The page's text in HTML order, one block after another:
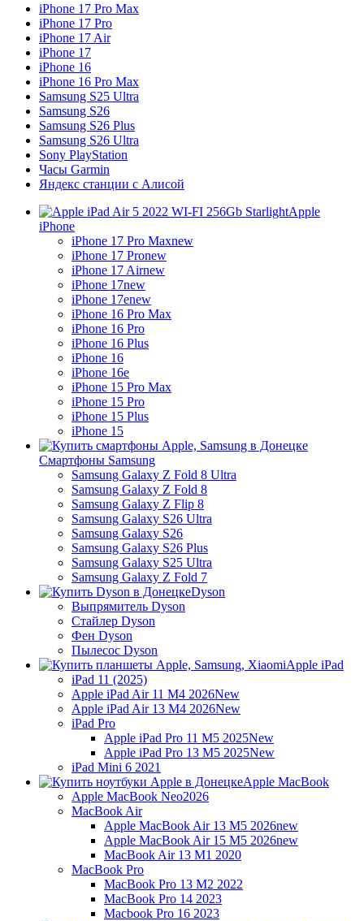
iPhone 17 Pro Max
iPhone 17 Pro
iPhone 17 Air
iPhone 17
iPhone 16
iPhone 16 Pro Max
Samsung S25 Ultra
Samsung S26
Samsung S26 Plus
Samsung S26 Ultra
Sony PlayStation
Часы Garmin
Яндекс станции с Алисой
Apple
iPhone
iPhone 17 Pro Maxnew
iPhone 17 Pronew
iPhone 17 Airnew
iPhone 17new
iPhone 17enew
iPhone 16 Pro Max
iPhone 16 Pro
iPhone 16 Plus
iPhone 16
iPhone 16e
iPhone 15 Pro Max
iPhone 15 Pro
iPhone 15 Plus
iPhone 15
Смартфоны Samsung
Samsung Galaxy Z Fold 8 Ultra
Samsung Galaxy Z Fold 8
Samsung Galaxy Z Flip 8
Samsung Galaxy S26 Ultra
Samsung Galaxy S26
Samsung Galaxy S26 Plus
Samsung Galaxy S25 Ultra
Samsung Galaxy Z Fold 7
Dyson
Выпрямитель Dyson
Стайлер Dyson
Фен Dyson
Пылесос Dyson
Apple iPad
iPad 11 (2025)
Apple iPad Air 11 M4 2026New
Apple iPad Air 13 M4 2026New
iPad Pro
Apple iPad Pro 11 M5 2025New
Apple iPad Pro 13 M5 2025New
iPad Mini 6 2021
Apple MacBook
Apple MacBook Neo2026
MacBook Air
Apple MacBook Air 13 M5 2026new
Apple MacBook Air 15 M5 2026new
MacBook Air 13 M1 2020
MacBook Pro
MacBook Pro 13 M2 2022
MacBook Pro 14 2023
Macbook Pro 16 2023